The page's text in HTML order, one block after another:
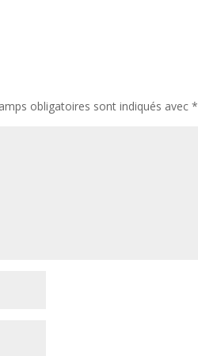
obligatoires sont indiqués avec*